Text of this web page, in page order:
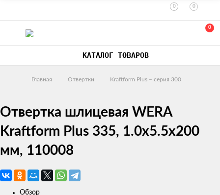
0 0
0
КАТАЛОГ ТОВАРОВ
Главная Отвертки Kraftform Plus – серия 300
Отвертка шлицевая WERA
Kraftform Plus 335, 1.0x5.5x200
мм, 110008
Обзор